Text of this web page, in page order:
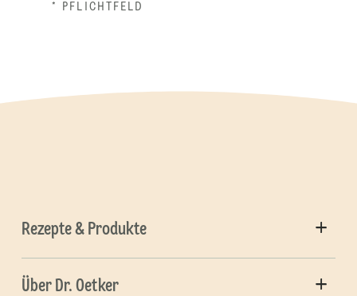
* PFLICHTFELD
Rezepte & Produkte
Über Dr. Oetker